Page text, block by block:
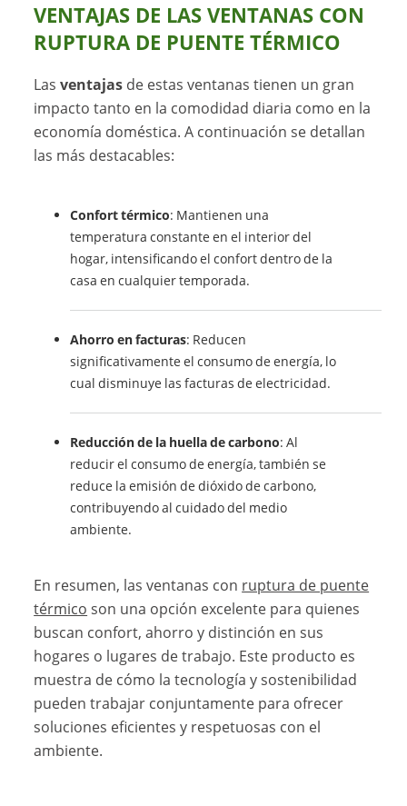
VENTAJAS DE LAS VENTANAS CON
RUPTURA DE PUENTE TÉRMICO
Lasventajas de estas ventanas tienen un gran
impacto tanto en la comodidad diaria como en la
economía doméstica. A continuación se detallan
las más destacables:
Confort térmico: Mantienen una
temperatura constante en el interior del
hogar, intensificando el confort dentro de la
casa en cualquier temporada.
Ahorro en facturas: Reducen
significativamente el consumo de energía, lo
cual disminuye las facturas de electricidad.
Reducción de la huella de carbono: Al
reducir el consumo de energía, también se
reduce la emisión de dióxido de carbono,
contribuyendo al cuidado del medio
ambiente.
En resumen, las ventanas con ruptura de puente
térmico son una opción excelente para quienes
buscan confort, ahorro y distinción en sus
hogares o lugares de trabajo. Este producto es
muestra de cómo la tecnología y sostenibilidad
pueden trabajar conjuntamente para ofrecer
soluciones eficientes y respetuosas con el
ambiente.